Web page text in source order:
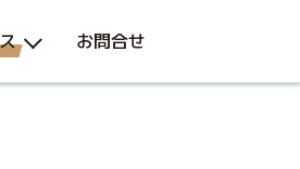
お問合せ